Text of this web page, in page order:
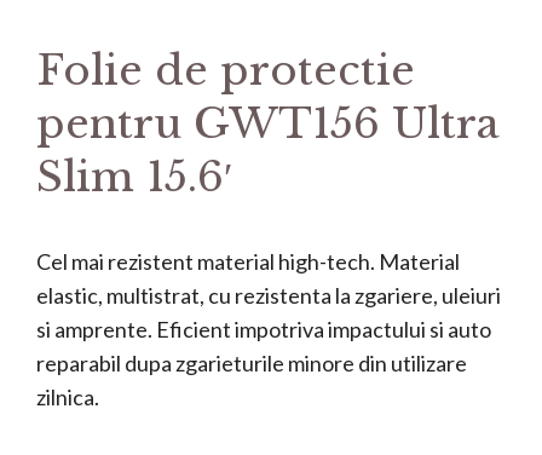
Folie de protectie
pentru GWT156 Ultra
Slim 15.6′
Cel mai rezistent material high-tech. Material
elastic, multistrat, cu rezistenta la zgariere, uleiuri
si amprente. Eficient impotriva impactului si auto
reparabil dupa zgarieturile minore din utilizare
zilnica.